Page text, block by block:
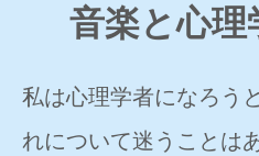
音楽と心
私は心理学者になろう
れについて迷うことは